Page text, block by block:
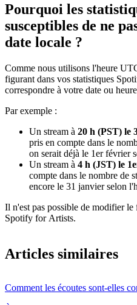
Pourquoi les
susceptibles de ne
date locale ?
Comme nous utilisons l'heure
figurant dans vos statistiques
correspondre à votre date ou
Par exemple :
Un stream à 20 h (PST) le
pris en compte dans le
on serait déjà le 1er février
Un stream à 4 h (JST) le
compte dans le nombre de
encore le 31 janvier selon
Il n'est pas possible de modifier le
Spotify for Artists.
Articles similaires
Comment les écoutes sont-elles